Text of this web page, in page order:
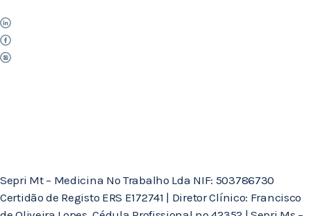
Sepri Mt – Medicina No Trabalho Lda NIF: 503786730
Certidão de Registo ERS E172741 | Diretor Clínico: Francisco